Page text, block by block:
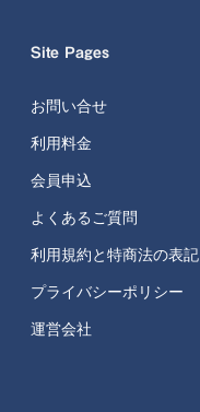
Site Pages
お問い合せ
利用料金
会員申込
よくあるご質問
利用規約と特商法の表記
プライバシーポリシー
運営会社